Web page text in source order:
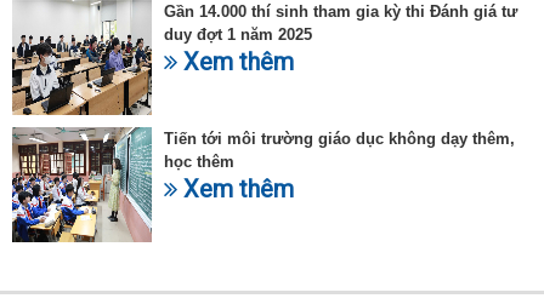
Gần 14.000 thí sinh tham gia kỳ thi Đánh giá tư
duy đợt 1 năm 2025
Xem thêm
Tiến tới môi trường giáo dục không dạy thêm,
học thêm
Xem thêm